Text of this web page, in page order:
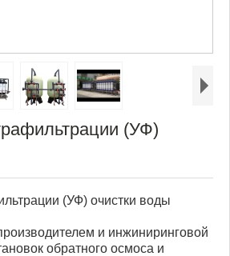
(УФ)
(УФ) очистки воды
и инжиниринговой
обратного осмоса и